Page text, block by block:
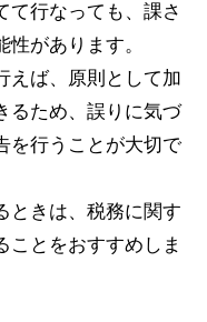
て行なっても、課さ
があります。
えば、原則として加
るため、誤りに気づ
を行うことが大切で
ときは、税務に関す
ことをおすすめしま